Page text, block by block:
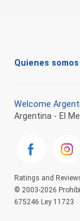
Quienes somos
Welcome
Argentina - El
Ratings and
© 2003-2026
675246 Ley 11723